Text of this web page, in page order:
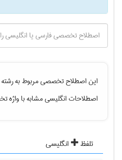
این اصطلاح تخصصی مربوط به رشته
اصطلاحات انگلیسی مشابه با واژه
تلفظ انگلیسی